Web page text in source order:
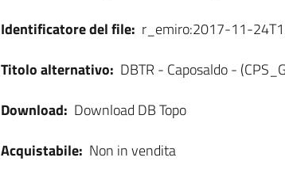
Identificatore del file: r_emiro:2017-11-
Titolo alternativo: DBTR - Caposaldo -
Download: Download DB Topo
Acquistabile: Non in vendita